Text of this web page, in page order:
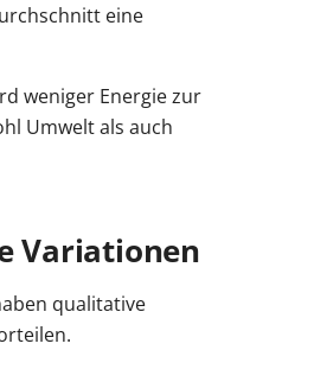
eine
weniger Energie zur
Umwelt als auch
Variationen
qualitative